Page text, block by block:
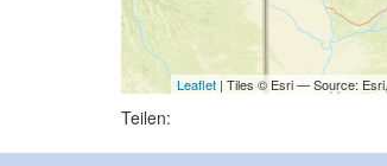
Leaflet| Tiles © Esri — Source: Esri,
Teilen: